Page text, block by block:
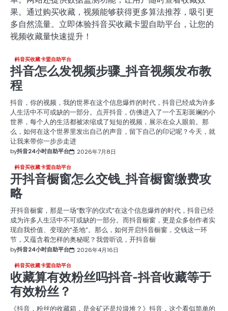
果。通过购买收藏，视频能够获得更多算法推荐，吸引更
多自然流量。立即体验抖音买收藏卡盟自助平台，让您的
视频收藏量快速提升！
抖音买收藏卡盟自助平台
抖音怎么发视频步骤_抖音视频发布教
程
抖音，你的视频，我的世界在这个信息爆炸的时代，抖音已经成为许多
人生活中不可或缺的一部分。点开抖音，仿佛进入了一个五彩斑斓的小
世界，每个人的生活都被浓缩成了短短的视频，展示在众人眼前。那
么，如何在这个世界里发出自己的声音，留下自己的印记呢？今天，就
让我来带你一步步走进
by抖音24小时自助平台 2026年7月8日
抖音买收藏卡盟自助平台
开抖音橱窗怎么交钱_抖音橱窗缴费攻
略
开抖音橱窗，那是一场“数字的仪式”在这个信息爆炸的时代，抖音已经
成为许多人生活中不可或缺的一部分。而抖音橱窗，更是众多创作者实
现自我价值、变现的“圣地”。那么，如何开启抖音橱窗，交钱这一环
节，又蕴含着怎样的奥秘呢？我曾听说，开抖音橱
by抖音24小时自助平台 2026年4月16日
抖音买收藏卡盟自助平台
收藏算有效粉丝吗抖音-抖音收藏等于
有效粉丝？
《抖音，粉丝的收藏箱，是金矿还是垃圾堆？》抖音，这个看似简单的